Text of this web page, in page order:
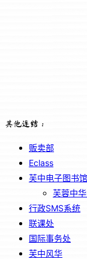
其他连结：
贩卖部
Eclass
芙中电子图书馆
芙蓉中
行政SMS系统
联课处
国际事务处
芙中风华